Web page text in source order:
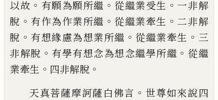
以故 。 有願為願所繼 。 從繼業受生 。 一非解
脫 。 有作為作業所繼 。 從繼業牽生 。 二非解
脫 。 有想緣慮為想業所繼 。 從繼業牽生 。 三
非解脫 。 有學有想念為想念繼學所繼 。 從繼
業牽生 。 四非解脫 。
天真菩薩摩訶薩白佛言 。 世尊如來說四